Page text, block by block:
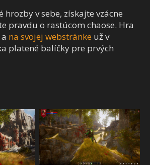
hrozby v sebe, získajte vzácne
pravdu o rastúcom chaose. Hra
a na svojej webstránke už v
platené balíčky pre prvých